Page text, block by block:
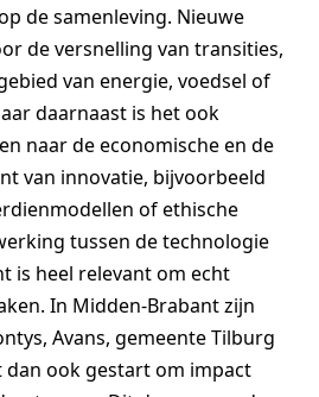
de samenleving. Nieuwe
de versnelling van transities,
van energie, voedsel of
daarnaast is het ook
naar de economische en de
van innovatie, bijvoorbeeld
of ethische
tussen de technologie
is heel relevant om echt
In Midden-Brabant zijn
Avans, gemeente Tilburg
ook gestart om impact